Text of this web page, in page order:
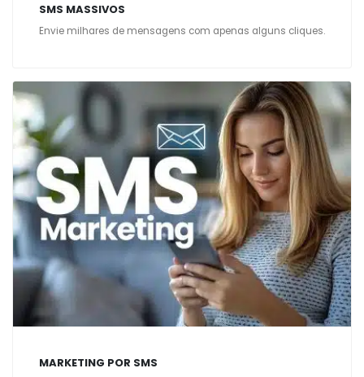
SMS MASSIVOS
Envie milhares de mensagens com apenas alguns cliques.
MARKETING POR SMS